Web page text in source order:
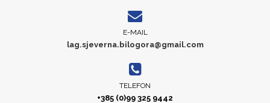
E-MAIL
lag.sjeverna.bilogora@gmail.com
TELEFON
+385 (0)99 325 9442